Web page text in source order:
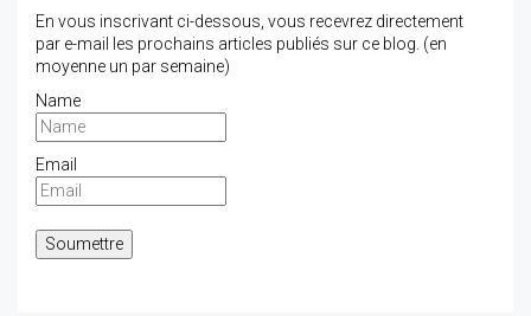
En vous inscrivant ci-dessous, vous recevrez directement
par e-mail les prochains articles publiés sur ce blog. (en
moyenne un par semaine)
Name
Email